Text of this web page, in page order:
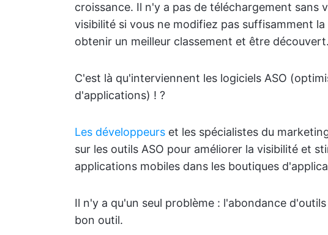
croissance. Il n'y a pas de téléchargement sans
visibilité si vous ne modifiez pas suffisamment
obtenir un meilleur classement et être découvert.
C'est là qu'interviennent les logiciels ASO
d'applications) ! ?
Les développeurs et les spécialistes du
sur les outils ASO pour améliorer la visibilité et
applications mobiles dans les boutiques
Il n'y a qu'un seul problème : l'abondance
bon outil.